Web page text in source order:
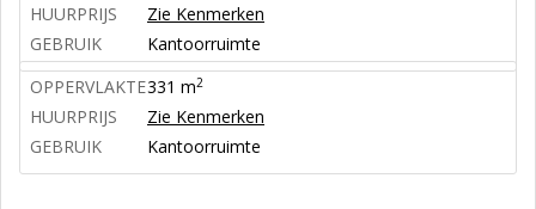
HUURPRIJS
Zie Kenmerken
GEBRUIK
Kantoorruimte
OPPERVLAKTE331 m2
HUURPRIJS
Zie Kenmerken
GEBRUIK
Kantoorruimte